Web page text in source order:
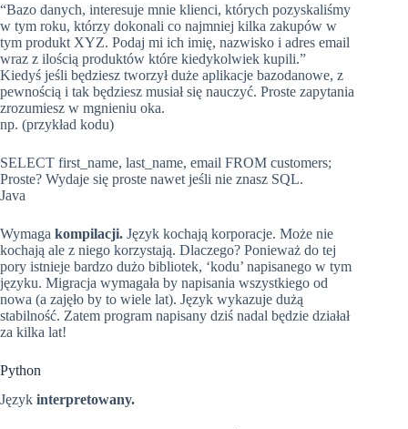
“Bazo danych, interesuje mnie klienci, których pozyskaliśmy
w tym roku, którzy dokonali co najmniej kilka zakupów w
tym produkt XYZ. Podaj mi ich imię, nazwisko i adres email
wraz z ilością produktów które kiedykolwiek kupili.”
Kiedyś jeśli będziesz tworzył duże aplikacje bazodanowe, z
pewnością i tak będziesz musiał się nauczyć. Proste zapytania
zrozumiesz w mgnieniu oka.
np. (przykład kodu)
SELECT first_name, last_name, email FROM customers;
Proste? Wydaje się proste nawet jeśli nie znasz SQL.
Java
Wymaga kompilacji. Język kochają korporacje. Może nie
kochają ale z niego korzystają. Dlaczego? Ponieważ do tej
pory istnieje bardzo dużo bibliotek, ‘kodu’ napisanego w tym
języku. Migracja wymagała by napisania wszystkiego od
nowa (a zajęło by to wiele lat). Język wykazuje dużą
stabilność. Zatem program napisany dziś nadal będzie działał
za kilka lat!
Python
Język interpretowany.